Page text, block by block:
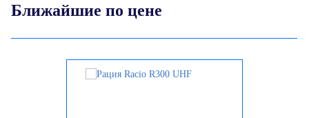
Ближайшие по цене